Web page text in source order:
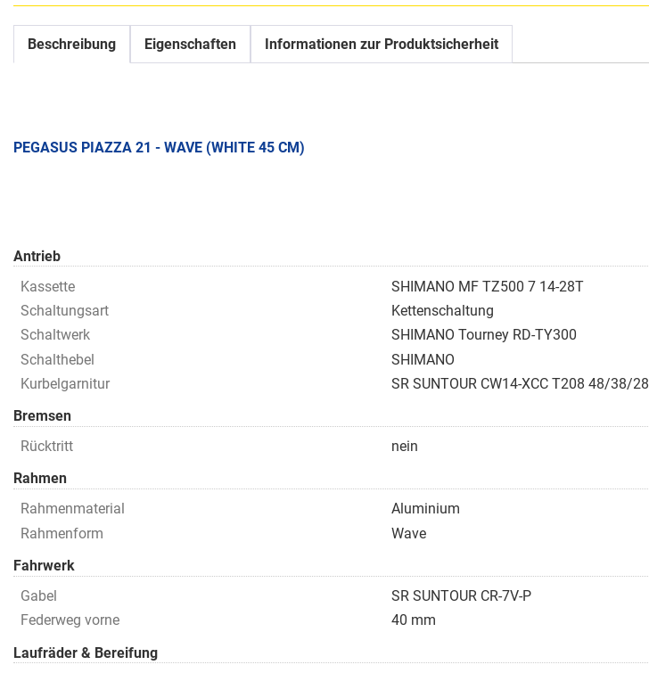
Beschreibung Eigenschaften Informationen zur Produktsicherheit
PEGASUS PIAZZA 21 - WAVE (WHITE 45 CM)
Antrieb
Kassette
SHIMANO MF TZ500 7 14-28T
Schaltungsart
Kettenschaltung
Schaltwerk
SHIMANO Tourney RD-TY300
Schalthebel
SHIMANO
Kurbelgarnitur
SR SUNTOUR CW14-XCC T208 48/38/28
Bremsen
Rücktritt
nein
Rahmen
Rahmenmaterial
Aluminium
Rahmenform
Wave
Fahrwerk
Gabel
SR SUNTOUR CR-7V-P
Federweg vorne
40 mm
Laufräder & Bereifung